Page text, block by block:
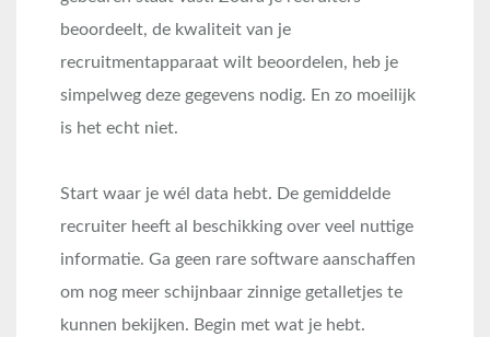
beoordeelt, de kwaliteit van je
recruitmentapparaat wilt beoordelen, heb je
simpelweg deze gegevens nodig. En zo moeilijk
is het echt niet.
Start waar je wél data hebt. De gemiddelde
recruiter heeft al beschikking over veel nuttige
informatie. Ga geen rare software aanschaffen
om nog meer schijnbaar zinnige getalletjes te
kunnen bekijken. Begin met wat je hebt.